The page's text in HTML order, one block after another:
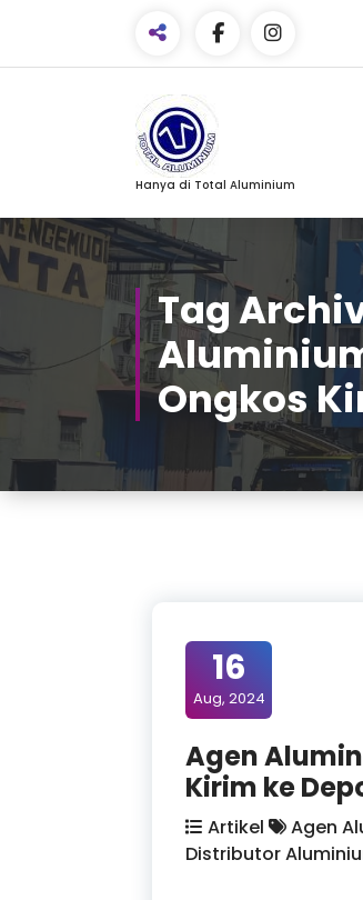
Content
Hanya di Total Aluminium
Tag
Ongkos
16
Aug, 2024
Agen
Kirim ke
Artikel Agen
Distributor
Facebook
Email
WhatsApp
Pinterest
Share